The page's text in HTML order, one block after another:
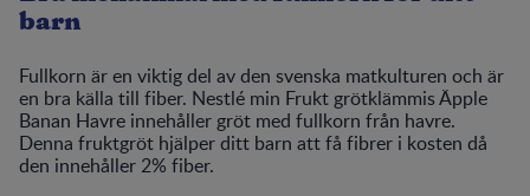
barn
Fullkorn är en viktig del av den svenska matkulturen och är
en bra källa till fiber. Nestlé min Frukt grötklämmis Äpple
Banan Havre innehåller gröt med fullkorn från havre.
Denna fruktgröt hjälper ditt barn att få fibrer i kosten då
den innehåller 2% fiber.